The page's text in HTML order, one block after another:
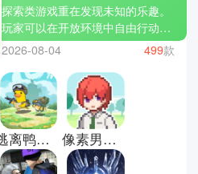
探索类游戏重在发现未知的乐趣。
玩家可以在开放环境中自由行动，
寻找隐藏线索与故事碎片。没有过
多限制，更多是引导与提示，让人
逐步拼凑世界全貌。过程中既有安
静的观察，也有偶然的惊喜。适合
喜欢慢节奏与沉浸体验的人细细体
会。这里有些探索类游戏推荐；闪
耀小镇派对，石器时代生存和光合
战队。
2026-08-04 499款
逃离鸭科夫正版 像素男友中文版